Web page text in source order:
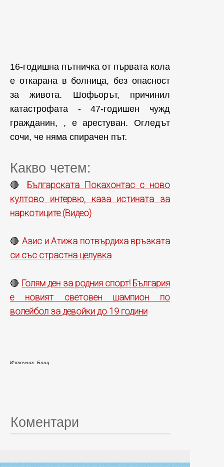
16-годишна пътничка от първата кола
е откарана в болница, без опасност
за живота. Шофьорът, причинил
катастрофата - 47-годишен чужд
гражданин, , е арестуван. Огледът
сочи, че няма спирачен път.
Какво четем:
🔴
Българската Покахонтас с ново
култово интервю, каза истината за
наркотиците (Видео)
🔴 Азис и Атижа потвърдиха връзката
си със страстна целувка
🔴 Голям ден за родния спорт! България
е новият световен шампион по
волейбол за девойки до 19 години
Източник: Блиц
Коментари